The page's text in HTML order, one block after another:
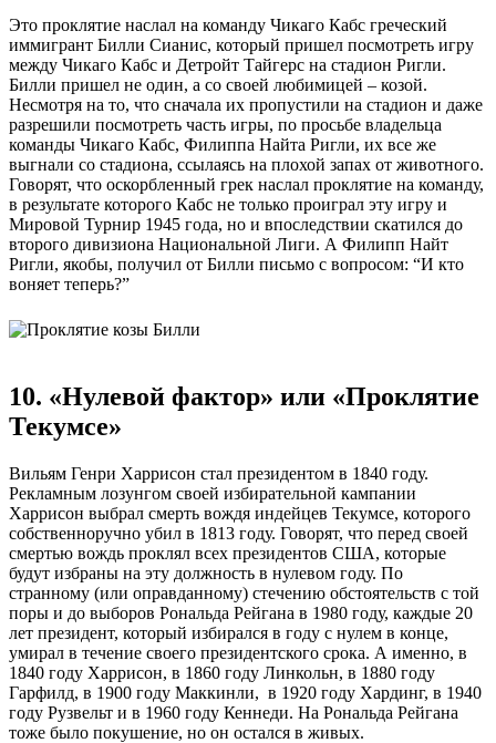
Это проклятие наслал на команду Чикаго Кабс греческий
иммигрант Билли Сианис, который пришел посмотреть игру
между Чикаго Кабс и Детройт Тайгерс на стадион Ригли.
Билли пришел не один, а со своей любимицей – козой.
Несмотря на то, что сначала их пропустили на стадион и даже
разрешили посмотреть часть игры, по просьбе владельца
команды Чикаго Кабс, Филиппа Найта Ригли, их все же
выгнали со стадиона, ссылаясь на плохой запах от животного.
Говорят, что оскорбленный грек наслал проклятие на команду,
в результате которого Кабс не только проиграл эту игру и
Мировой Турнир 1945 года, но и впоследствии скатился до
второго дивизиона Национальной Лиги. А Филипп Найт
Ригли, якобы, получил от Билли письмо с вопросом: “И кто
воняет теперь?”
10. «Нулевой фактор» или «Проклятие
Текумсе»
Вильям Генри Харрисон стал президентом в 1840 году.
Рекламным лозунгом своей избирательной кампании
Харрисон выбрал смерть вождя индейцев Текумсе, которого
собственноручно убил в 1813 году. Говорят, что перед своей
смертью вождь проклял всех президентов США, которые
будут избраны на эту должность в нулевом году. По
странному (или оправданному) стечению обстоятельств с той
поры и до выборов Рональда Рейгана в 1980 году, каждые 20
лет президент, который избирался в году с нулем в конце,
умирал в течение своего президентского срока. А именно, в
1840 году Харрисон, в 1860 году Линкольн, в 1880 году
Гарфилд, в 1900 году Маккинли, в 1920 году Хардинг, в 1940
году Рузвельт и в 1960 году Кеннеди. На Рональда Рейгана
тоже было покушение, но он остался в живых.